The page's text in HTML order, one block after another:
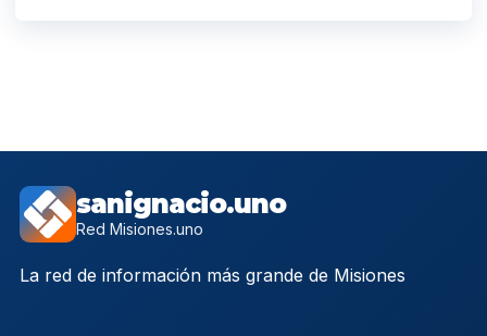
sanignacio.uno
Red Misiones.uno
La red de información más grande de Misiones